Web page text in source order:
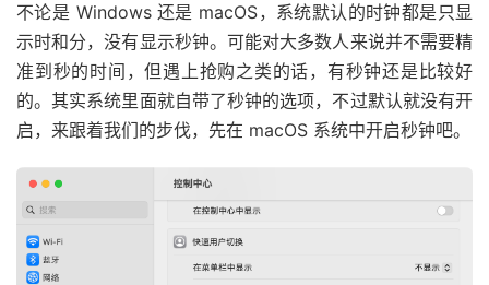
不论是 Windows 还是 macOS，系统默认的时钟都是只显
示时和分，没有显示秒钟。可能对大多数人来说并不需要精
准到秒的时间，但遇上抢购之类的话，有秒钟还是比较好
的。其实系统里面就自带了秒钟的选项，不过默认就没有开
启，来跟着我们的步伐，先在 macOS 系统中开启秒钟吧。